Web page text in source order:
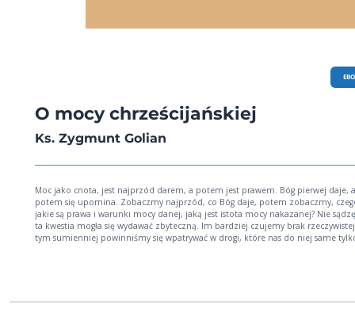
O mocy chrześcijańskiej
Ks. Zygmunt Golian
Moc jako cnota, jest najprzód darem, a potem jest prawem. Bóg pierwej daje, a
potem się upomina. Zobaczmy najprzód, co Bóg daje, potem zobaczmy,
jakie są prawa i warunki mocy danej, jaką jest istota mocy nakazanej? Nie
ta kwestia mogła się wydawać zbyteczną. Im bardziej czujemy brak
tym sumienniej powinniśmy się wpatrywać w drogi, które nas do niej same